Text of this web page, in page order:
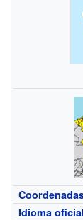
Idioma oficial